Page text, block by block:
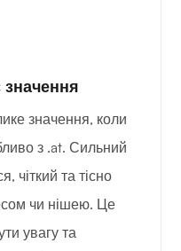
значення, коли
з .at. Сильний
чіткий та тісно
чи нішею. Це
увагу та